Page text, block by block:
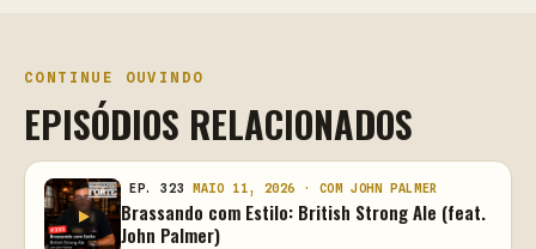
CONTINUE OUVINDO
EPISÓDIOS RELACIONADOS
EP. 323 MAIO 11, 2026 · COM JOHN PALMER
Brassando com Estilo: British Strong Ale (feat.
John Palmer)